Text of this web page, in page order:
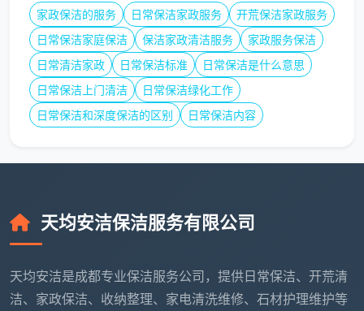
站点，可直接携带户型图获取书面报价单，让“开荒
保洁多少钱一平方成都”这个疑问得到当面、详尽的
解答。
无论你是刚刚收房的精装房业主，还是自装刚结束
的毛坯变新家，读懂价格背后的服务差异，才能避开低
用效果说话的品牌团队。
家政保洁的服务 日常保洁家政服务
开荒保洁家政服务
日常保洁家庭保洁
保洁家政清洁服务
家政服务保洁
日常清洁家政
日常保洁标准
日常保洁是什么意思
日常保洁上门清洁
日常保洁绿化工作
日常保洁和深度保洁的区别
日常保洁内容
天均安洁保洁服务有限公司
天均安洁是成都专业保洁服务公司，提供日常保洁、开荒清
洁、家政保洁、收纳整理、家电清洗维修、石材护理维护等